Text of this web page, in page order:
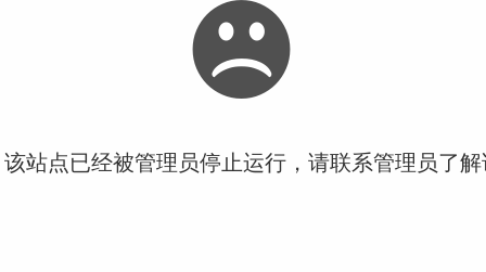
站点已经被管理员停止运行，请联系管理员了